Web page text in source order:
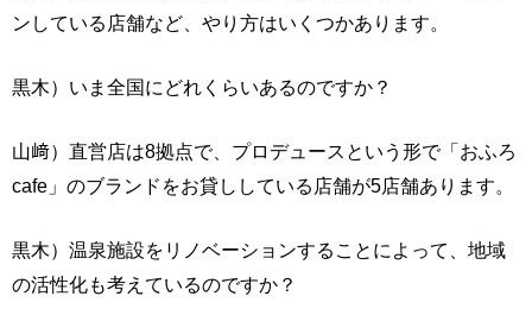
ンしている店舗など、やり方はいくつかあります。
黒木）いま全国にどれくらいあるのですか？
山﨑）直営店は8拠点で、プロデュースという形で「おふろ
cafe」のブランドをお貸ししている店舗が5店舗あります。
黒木）温泉施設をリノベーションすることによって、地域
の活性化も考えているのですか？